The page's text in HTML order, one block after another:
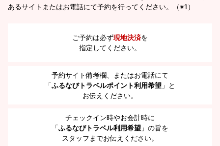
あるサイトまたはお電話にて予約を行ってください。（※1）
ご予約は必ず現地決済を
指定してください。
予約サイト備考欄、またはお電話にて
「ふるなびトラベルポイント利用希望 」と
お伝えください。
チェックイン時やお会計時に
「ふるなびトラベル利用希望 」の旨を
スタッフまでお伝えください。